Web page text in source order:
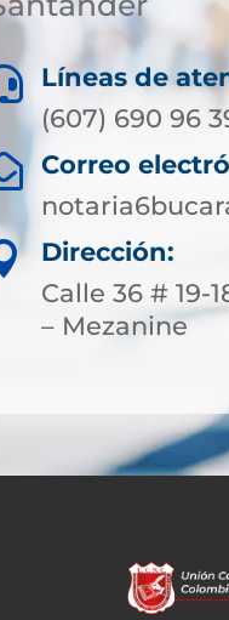
Líneas de
(607) 690 96
Correo
Dirección:
Calle 36 # 19-
– Mezanine